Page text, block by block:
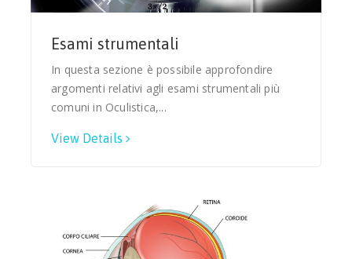
Esami strumentali
In questa sezione è possibile approfondire
argomenti relativi agli esami strumentali più
comuni in Oculistica,...
View Details